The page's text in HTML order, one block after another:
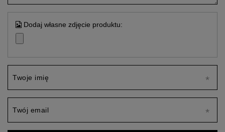
Dodaj własne zdjęcie produktu:
Twoje imię
Twój email